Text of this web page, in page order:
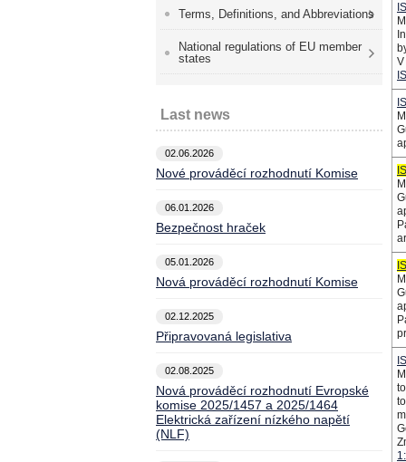
Terms, Definitions, and Abbreviations
National regulations of EU member
states
Last news
02.06.2026
Nové prováděcí rozhodnutí Komise
06.01.2026
Bezpečnost hraček
05.01.2026
Nová prováděcí rozhodnutí Komise
02.12.2025
Připravovaná legislativa
02.08.2025
Nová prováděcí rozhodnutí Evropské
komise 2025/1457 a 2025/1464
Elektrická zařízení nízkého napětí
(NLF)